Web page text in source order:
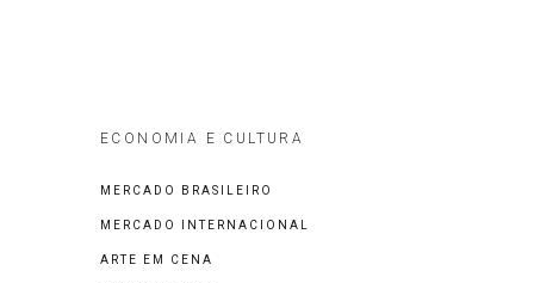
ECONOMIA E CULTURA
MERCADO BRASILEIRO
MERCADO INTERNACIONAL
ARTE EM CENA